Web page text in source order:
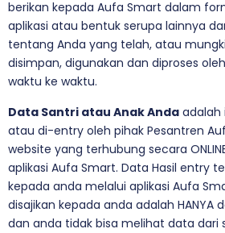
berikan kepada Aufa Smart dalam
aplikasi atau bentuk serupa lainnya
tentang Anda yang telah, atau
disimpan, digunakan dan diproses
waktu ke waktu.
Data Santri atau Anak Anda adalah
atau di-entry oleh pihak Pesantren
website yang terhubung secara
aplikasi Aufa Smart. Data Hasil entry
kepada anda melalui aplikasi Aufa
disajikan kepada anda adalah HANYA
dan anda tidak bisa melihat data dari